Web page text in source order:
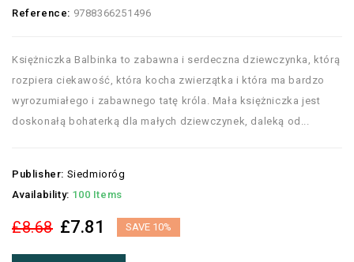
Reference: 9788366251496
Księżniczka Balbinka to zabawna i serdeczna dziewczynka, którą
rozpiera ciekawość, która kocha zwierzątka i która ma bardzo
wyrozumiałego i zabawnego tatę króla. Mała księżniczka jest
doskonałą bohaterką dla małych dziewczynek, daleką od...
Publisher: Siedmioróg
Availability: 100 Items
£8.68 £7.81 SAVE 10%